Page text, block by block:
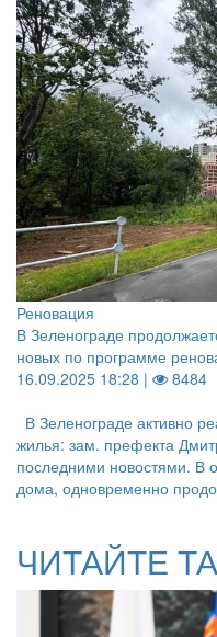
Реновация
В Зеленограде
новых по программе
16.09.2025 18:28 |
8484
В Зеленограде активно
жилья: зам. префекта
последними новостями. В
дома, одновременно
ЧИТАЙТЕ